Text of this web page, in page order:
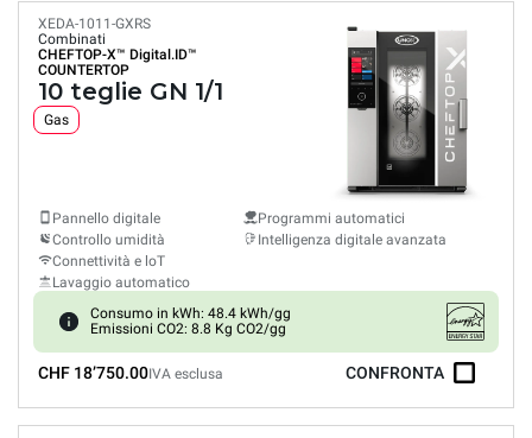
XEDA-1011-GXRS
Combinati
CHEFTOP-X™ Digital.ID™
COUNTERTOP
10 teglie GN 1/1
Gas
Pannello digitale
Controllo umidità
Connettività e loT
Lavaggio automatico
Programmi automatici
Intelligenza digitale avanzata
Consumo in kWh: 48.4 kWh/gg
Emissioni CO2: 8.8 Kg CO2/gg
CHF 18’750.00IVA esclusa CONFRONTA